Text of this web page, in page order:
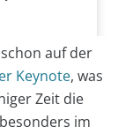
auf der
Keynote, was
Zeit die
im